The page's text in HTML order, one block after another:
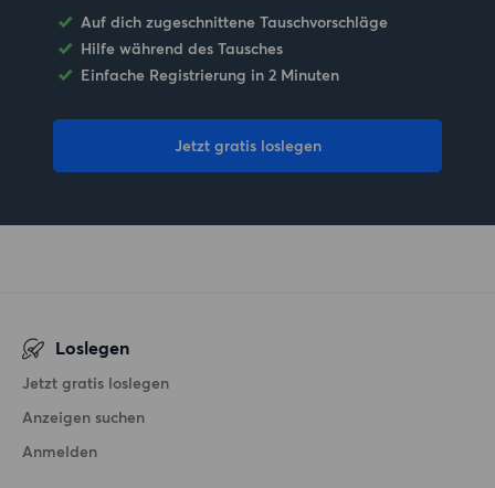
Auf dich zugeschnittene Tauschvorschläge
Hilfe während des Tausches
Einfache Registrierung in 2 Minuten
Jetzt gratis loslegen
Loslegen
Jetzt gratis loslegen
Anzeigen suchen
Anmelden